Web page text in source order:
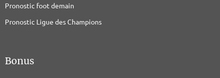
Pronostic foot demain
Pronostic Ligue des Champions
Bonus